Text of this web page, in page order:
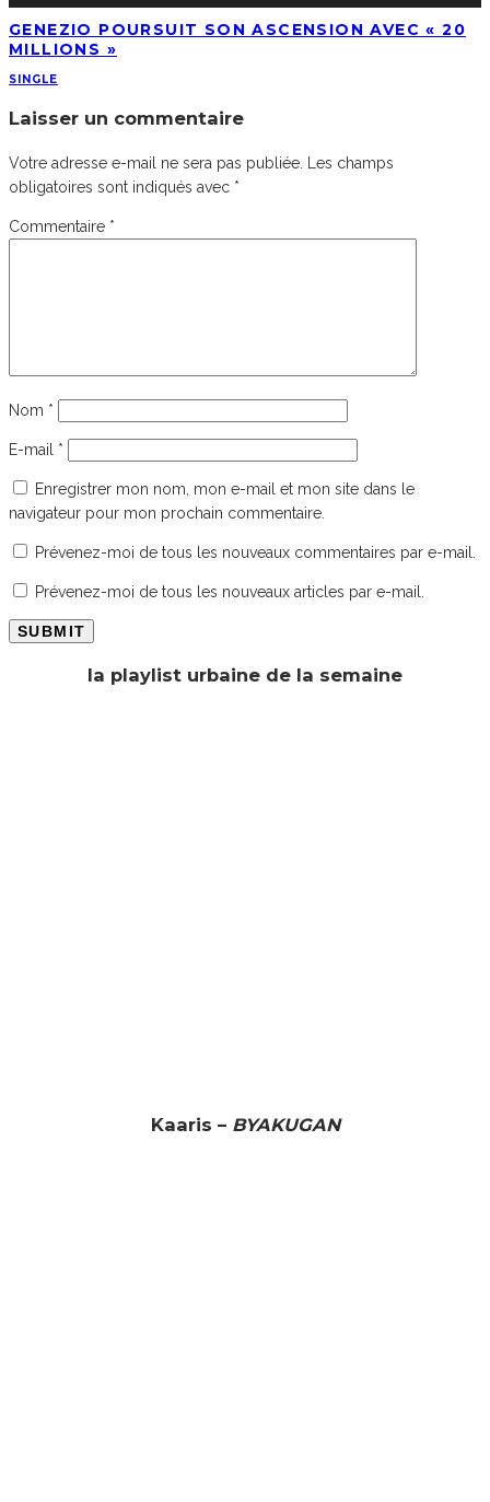
GENEZIO POURSUIT SON ASCENSION AVEC « 20
MILLIONS »
SINGLE
Laisser un commentaire
Votre adresse e-mail ne sera pas publiée. Les champs
obligatoires sont indiqués avec *
Commentaire *
Nom *
E-mail *
Enregistrer mon nom, mon e-mail et mon site dans le
navigateur pour mon prochain commentaire.
Prévenez-moi de tous les nouveaux commentaires par e-mail.
Prévenez-moi de tous les nouveaux articles par e-mail.
la playlist urbaine de la semaine
Kaaris – BYAKUGAN